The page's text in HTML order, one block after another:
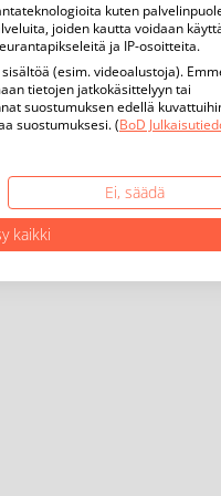
kuten
joiden kautta voidaan
ja IP-osoitteita.
(esim. videoalustoja).
tietojen jatkokäsittelyyn tai
suostumuksen edellä
suostumuksesi. (BoD
Ei, säädä
kaikki